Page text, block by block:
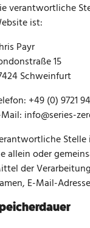
verantwortliche
ist:
Payr
15
Schweinfurt
+49 (0) 9721
info@series-
Stelle
allein oder
der
E-Mail-